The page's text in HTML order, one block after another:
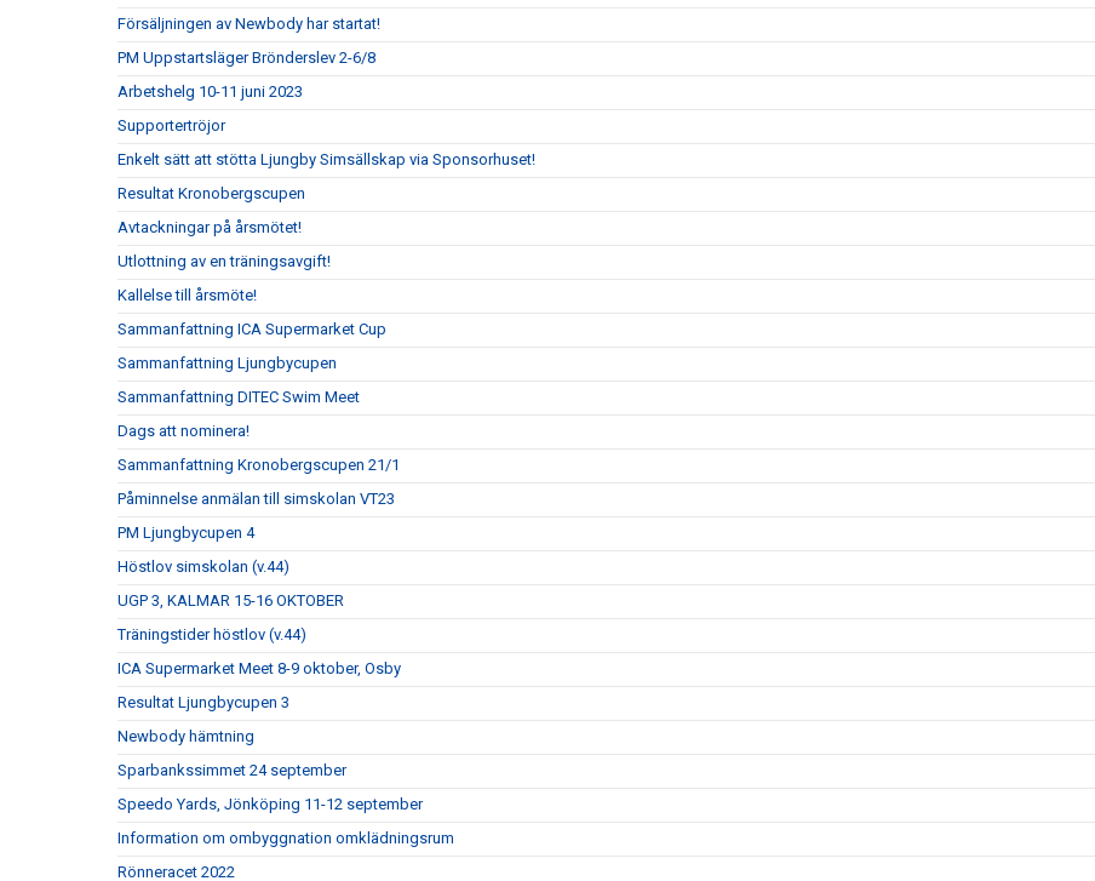
Försäljningen av Newbody har startat!
PM Uppstartsläger Brönderslev 2-6/8
Arbetshelg 10-11 juni 2023
Supportertröjor
Enkelt sätt att stötta Ljungby Simsällskap via Sponsorhuset!
Resultat Kronobergscupen
Avtackningar på årsmötet!
Utlottning av en träningsavgift!
Kallelse till årsmöte!
Sammanfattning ICA Supermarket Cup
Sammanfattning Ljungbycupen
Sammanfattning DITEC Swim Meet
Dags att nominera!
Sammanfattning Kronobergscupen 21/1
Påminnelse anmälan till simskolan VT23
PM Ljungbycupen 4
Höstlov simskolan (v.44)
UGP 3, KALMAR 15-16 OKTOBER
Träningstider höstlov (v.44)
ICA Supermarket Meet 8-9 oktober, Osby
Resultat Ljungbycupen 3
Newbody hämtning
Sparbankssimmet 24 september
Speedo Yards, Jönköping 11-12 september
Information om ombyggnation omklädningsrum
Rönneracet 2022